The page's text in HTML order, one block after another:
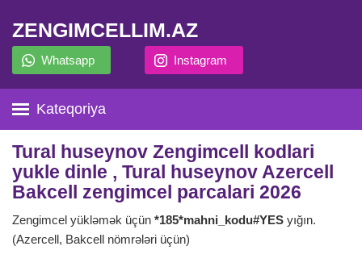
ZENGIMCELLIM.AZ
Whatsapp Instagram
Kateqoriya
Tural huseynov Zengimcell kodlari
yukle dinle , Tural huseynov Azercell
Bakcell zengimcel parcalari 2026
Zengimcel yükləmək üçün *185*mahni_kodu#YES yığın.
(Azercell, Bakcell nömrələri üçün)